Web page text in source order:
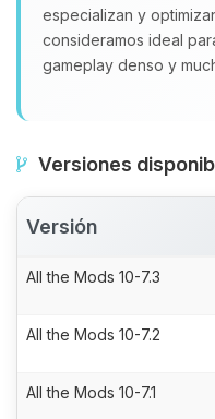
especializan y
consideramos ideal
gameplay denso y
Versiones
Versión
All the Mods 10-7.3
All the Mods 10-7.2
All the Mods 10-7.1